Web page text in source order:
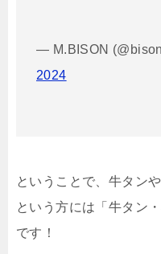
— M.BISON
2024
ということで、牛タン
という方には「牛タン
です！